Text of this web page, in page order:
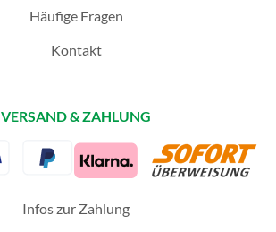
Häufige Fragen
Kontakt
VERSAND & ZAHLUNG
Infos zur Zahlung